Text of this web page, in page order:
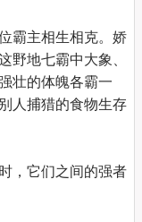
霸主相生相克。娇
野地七霸中大象、
壮的体魄各霸一
人捕猎的食物生存
，它们之间的强者